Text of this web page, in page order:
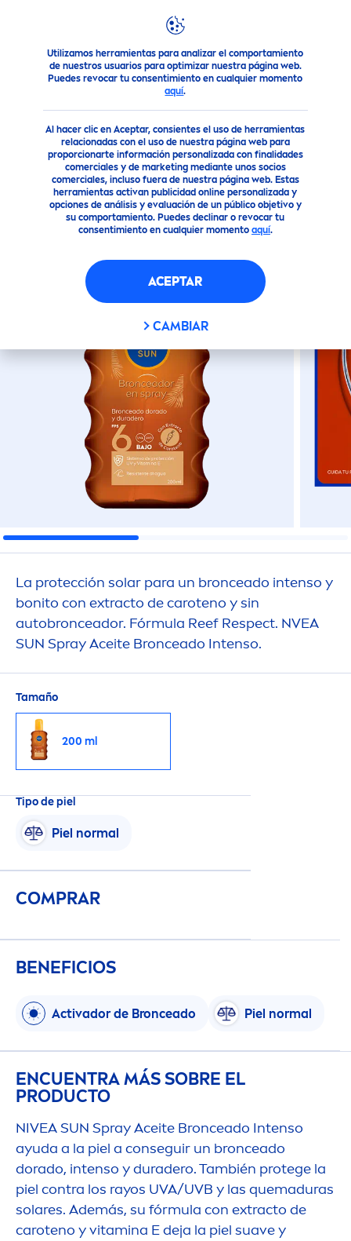
Utilizamos herramientas para analizar el comportamiento
de nuestros usuarios para optimizar nuestra página web.
Puedes revocar tu consentimiento en cualquier momento
aquí.
Al hacer clic en Aceptar, consientes el uso de herramientas
relacionadas con el uso de nuestra página web para
proporcionarte información personalizada con finalidades
comerciales y de marketing mediante unos socios
comerciales, incluso fuera de nuestra página web. Estas
herramientas activan publicidad online personalizada y
opciones de análisis y evaluación de un público objetivo y
su comportamiento. Puedes declinar o revocar tu
consentimiento en cualquier momento aquí.
ACEPTAR
CAMBIAR
Nuestros Productos Solar Disfruta del Sol ¡Nosotros te
(0)
NIEVASUNBRONCEADOR EN
SPRAY FPS6
La protección solar para un bronceado intenso y
bonito con extracto de caroteno y sin
autobronceador. Fórmula Reef Respect. NVEA
SUN Spray Aceite Bronceado Intenso.
Tamaño
200 ml
Tipo de piel
Piel normal
COMPRAR
BENEFICIOS
Activador de Bronceado Piel normal
ENCUENTRA MÁS SOBRE EL
PRODUCTO
NIVEASUN Spray Aceite Bronceado Intenso
ayuda a la piel a conseguir un bronceado
dorado, intenso y duradero. También protege la
piel contra los rayos UVA/UVB y las quemaduras
solares. Además, su fórmula con extracto de
caroteno yvitamina E deja la piel suave y